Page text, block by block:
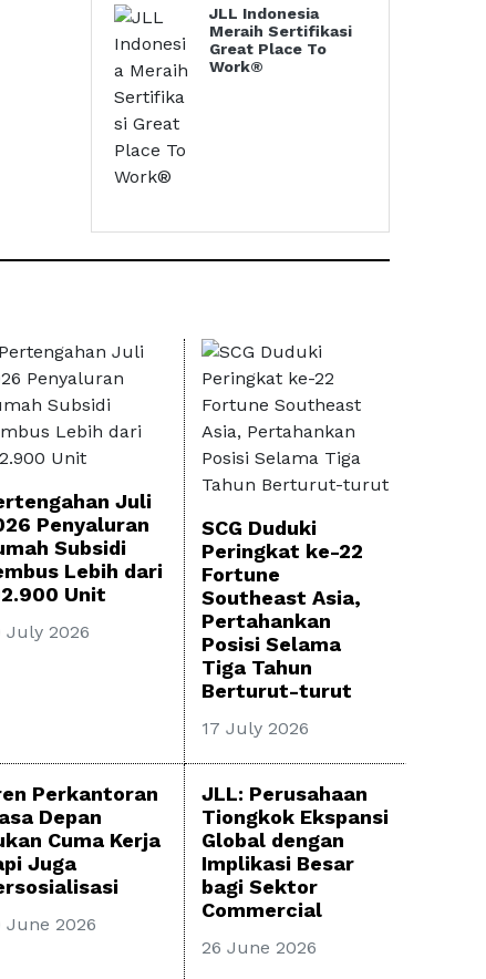
JLL Indonesia
Meraih Sertifikasi
Great Place To
Work®
Juli
Penyaluran
Subsidi
Lebih dari
Unit
July 2026
SCG Duduki
Peringkat ke-22
Fortune
Southeast Asia,
Pertahankan
Posisi Selama
Tiga Tahun
Berturut-turut
17 July 2026
Perkantoran
Depan
Cuma Kerja
Juga
June 2026
JLL: Perusahaan
Tiongkok Ekspansi
Global dengan
Implikasi Besar
bagi Sektor
Commercial
26 June 2026